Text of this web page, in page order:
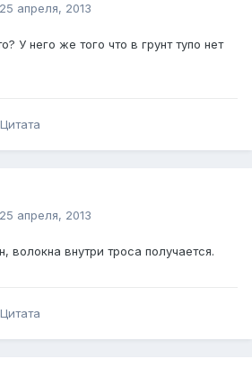
25 апреля, 2013
У него же того что в грунт тупо нет
Цитата
25 апреля, 2013
волокна внутри троса получается.
Цитата